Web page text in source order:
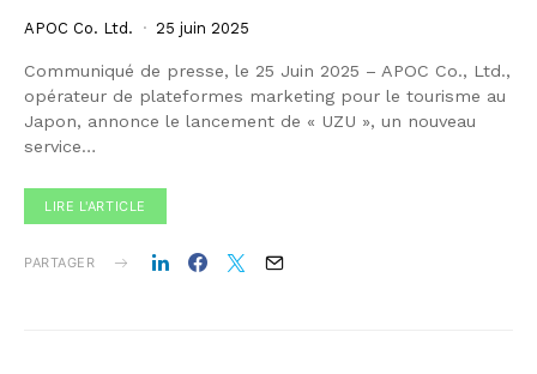
APOC Co. Ltd. 25 juin 2025
Communiqué de presse, le 25 Juin 2025 – APOC Co., Ltd.,
opérateur de plateformes marketing pour le tourisme au
Japon, annonce le lancement de « UZU », un nouveau
service…
LIRE L'ARTICLE
PARTAGER